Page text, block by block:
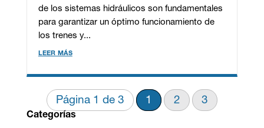
de los sistemas hidráulicos son fundamentales
para garantizar un óptimo funcionamiento de
los trenes y...
leer más
Página 1 de 3 1 2 3
Categorías